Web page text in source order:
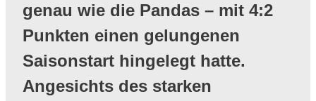
genau wie die Pandas – mit 4:2
Punkten einen gelungenen
Saisonstart hingelegt hatte.
Angesichts des starken